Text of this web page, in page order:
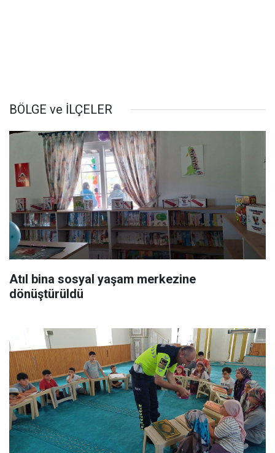
BÖLGE ve İLÇELER
Atıl bina sosyal yaşam merkezine
dönüştürüldü